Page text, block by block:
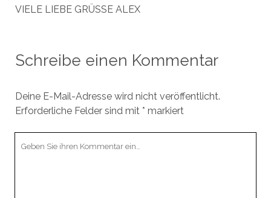
VIELE LIEBE GRÜSSE ALEX
Schreibe einen Kommentar
Deine E-Mail-Adresse wird nicht veröffentlicht.
Erforderliche Felder sind mit * markiert